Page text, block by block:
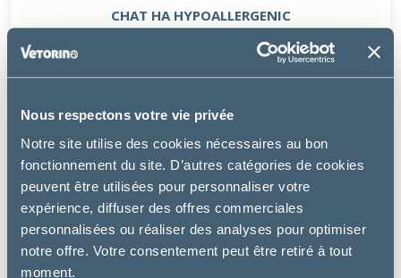
Nous respectons votre vie privée
Notre site utilise des cookies nécessaires au bon
fonctionnement du site. D’autres catégories de cookies
peuvent être utilisées pour personnaliser votre
expérience, diffuser des offres commerciales
personnalisées ou réaliser des analyses pour optimiser
notre offre. Votre consentement peut être retiré à tout
moment.
CHAT HA HYPOALLERGENIC
8.99€